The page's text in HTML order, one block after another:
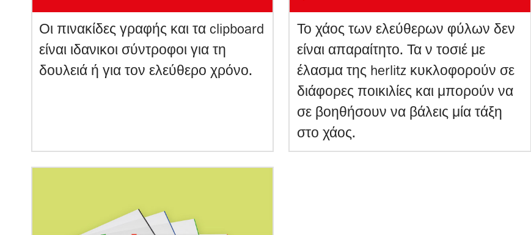
Οι πινακίδες γραφής και τα clipboard
είναι ιδανικοι σύντροφοι για τη
δουλειά ή για τον ελεύθερο χρόνο.
Το χάος των ελεύθερων φύλων δεν
είναι απαραίτητο. Τα ν τοσιέ με
έλασμα της herlitz κυκλοφορούν σε
διάφορες ποικιλίες και μπορούν να
σε βοηθήσουν να βάλεις μία τάξη
στο χάος.